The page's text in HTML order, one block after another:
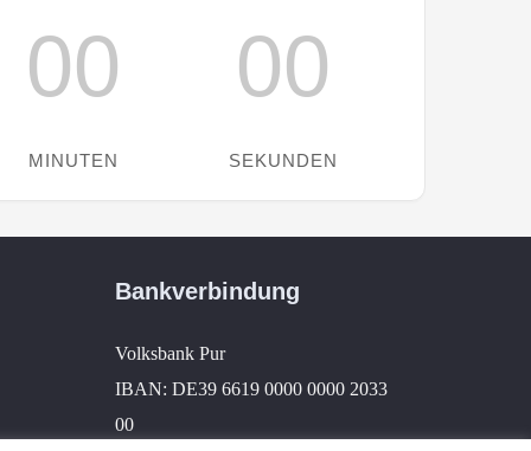
00
MINUTEN
00
SEKUNDEN
Bankverbindung
Volksbank Pur
IBAN: DE39 6619 0000 0000 2033
00